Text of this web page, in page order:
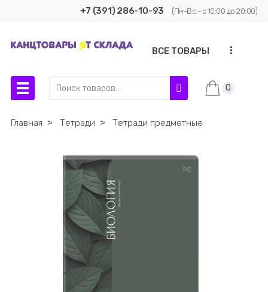
+7 (391) 286-10-93 (Пн-Вс - с 10:00 до 20:00)
ВСЕ ТОВАРЫ ...
0
Главная ˃ Тетради ˃ Тетради предметные